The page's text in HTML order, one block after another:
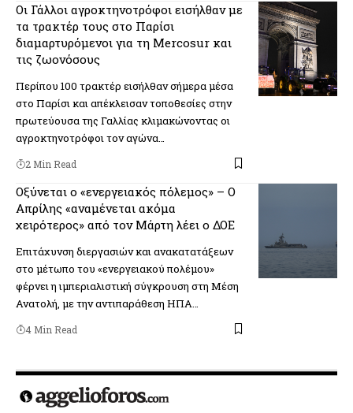
Οι Γάλλοι αγροκτηνοτρόφοι εισήλθαν με
τα τρακτέρ τους στο Παρίσι
διαμαρτυρόμενοι για τη Mercosur και
τις ζωονόσους
Περίπου 100 τρακτέρ εισήλθαν σήμερα μέσα
στο Παρίσι και απέκλεισαν τοποθεσίες στην
πρωτεύουσα της Γαλλίας κλιμακώνοντας οι
αγροκτηνοτρόφοι τον αγώνα…
2 Min Read
Οξύνεται ο «ενεργειακός πόλεμος» – Ο
Απρίλης «αναμένεται ακόμα
χειρότερος» από τον Μάρτη λέει ο ΔΟΕ
Επιτάχυνση διεργασιών και ανακατατάξεων
στο μέτωπο του «ενεργειακού πολέμου»
φέρνει η ιμπεριαλιστική σύγκρουση στη Μέση
Ανατολή, με την αντιπαράθεση ΗΠΑ…
4 Min Read